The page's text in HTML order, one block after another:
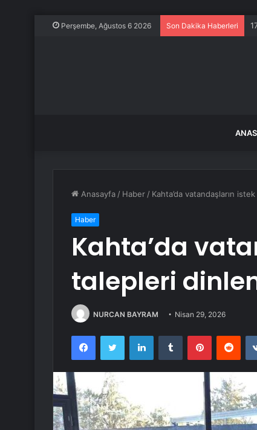
Perşembe, Ağustos 6 2026 Son Dakika Haberleri
Anasayfa / Haber / Kahta’da vatandaşların
Haber
Kahta’da
talepleri
NURCAN BAYRAM Nisan 29, 2026
FacebookTwitter LinkedInTumblr Pinterest